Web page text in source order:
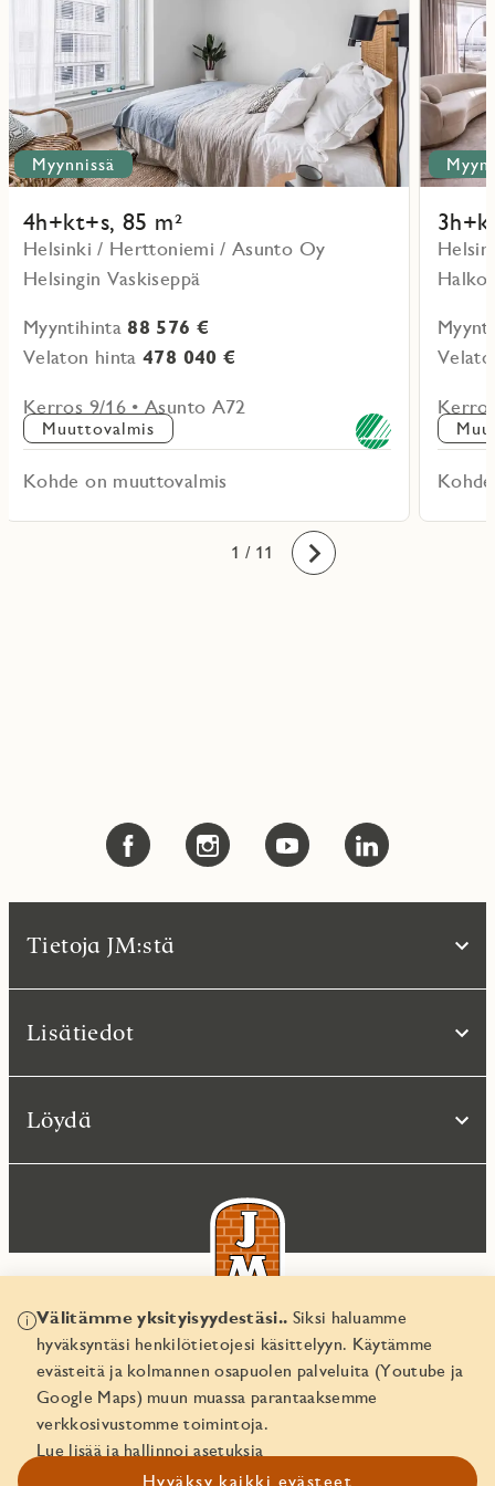
Myynnissä
4h+kt+s, 85 m²
Helsinki / Herttoniemi / Asunto Oy
Helsingin Vaskiseppä
Myyntihinta 88 576 €
Velaton hinta478 040 €
Kerros 9/16 • Asunto A72
Muuttovalmis
Kohde on muuttovalmis
1
2
3
4
5
6
7
8
9
10
11 / 11 Eteenpäin
Välitämme yksityisyydestäsi.. Siksi haluamme
hyväksyntäsi henkilötietojesi käsittelyyn. Käytämme
evästeitä ja kolmannen osapuolen palveluita (Youtube ja
Google Maps) muun muassa parantaaksemme
verkkosivustomme toimintoja.
Lue lisää ja hallinnoi asetuksia
Hyväksy kaikki evästeet
Tietoja JM:stä
Lisätiedot
Löydä
© JM Suomi OY 2026
Yritystunnus 1974161-8